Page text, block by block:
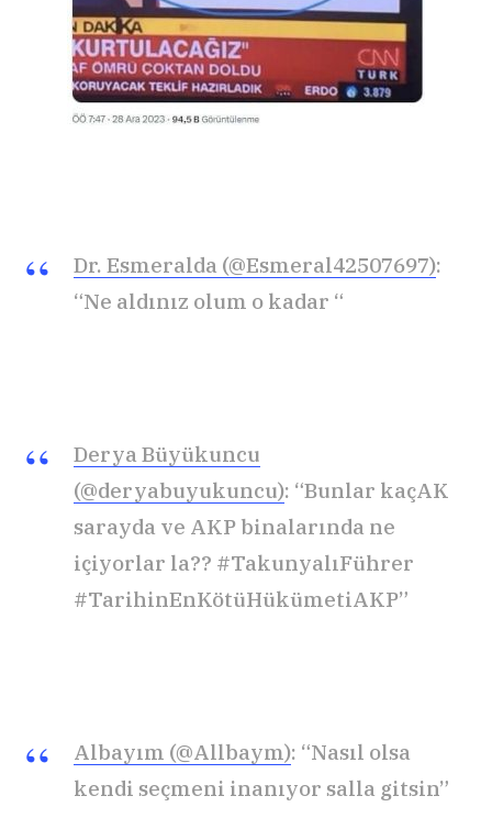
Dr. Esmeralda (@Esmeral42507697):
“Ne aldınız olum o kadar “
Derya Büyükuncu
(@deryabuyukuncu): “Bunlar kaçAK
sarayda ve AKP binalarında ne
içiyorlar la?? #TakunyalıFührer
#TarihinEnKötüHükümetiAKP”
Albayım (@Allbaym): “Nasıl olsa
kendi seçmeni inanıyor salla gitsin”